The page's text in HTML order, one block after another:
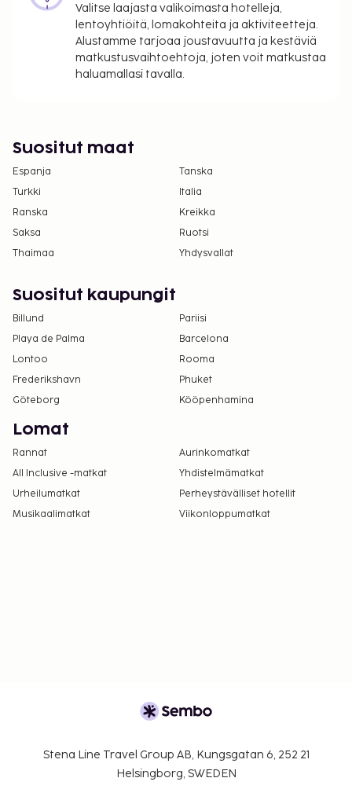
saatavuudesta): 40 EUR
Vauvansänky: 25.0 EUR per päivä
Lisävuode: 60 EUR per yö
Yllä oleva luettelo ei ehkä kata kaikkea. Maksut ja
läsnä sisäänkirjautumisen yhteydessä, ja heidän
tulee näyttää virallinen kuvallinen
henkilöllisyystodistus tai passi.
Kansallisten määräysten vuoksi käteismaksut
eivät voi ylittää 5000 EUR:n suuruista summaa
tässä majoituspaikassa. Saat lisätietoja asiasta
varausvahvistuksessa olevien tietojen avulla.
Hotelli varaa oikeuden kieltäytyä
tietyntyyppisistä ryhmä- tai juhlavarauksista,
mukaan lukien polttarijuhlat.
Kausiluontoinen uima-allas on käytettävissä
toukokuusta lokakuuhun.
Uima-allasta voi käyttää klo 10.30–21.00.
Vain sisäänkirjautuneet asiakkaat saavat
oleskella huoneissa.
Pysäköintialueella on korkeusrajoituksia.
Valitse laajasta valikoimasta hotelleja,
lentoyhtiöitä, lomakohteita ja aktiviteetteja.
Alustamme tarjoaa joustavuutta ja kestäviä
matkustusvaihtoehtoja, joten voit matkustaa
haluamallasi tavalla.
Suositut maat
Espanja
Tanska
Turkki
Italia
Ranska
Kreikka
Saksa
Ruotsi
Thaimaa
Yhdysvallat
Suositut kaupungit
Billund
Pariisi
Playa de Palma
Barcelona
Lontoo
Rooma
Frederikshavn
Phuket
Göteborg
Kööpenhamina
Lomat
Rannat
Aurinkomatkat
All Inclusive -matkat
Yhdistelmämatkat
Urheilumatkat
Perheystävälliset hotellit
Musikaalimatkat
Viikonloppumatkat
Stena Line Travel Group AB, Kungsgatan 6, 252 21
Helsingborg, SWEDEN